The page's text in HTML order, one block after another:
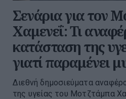
Σενάρια για τον
Χαμενεΐ: Τι
κατάσταση της
γιατί παραμένει
Διεθνή δημοσιεύματα
της υγείας του Μοτζτάμπα